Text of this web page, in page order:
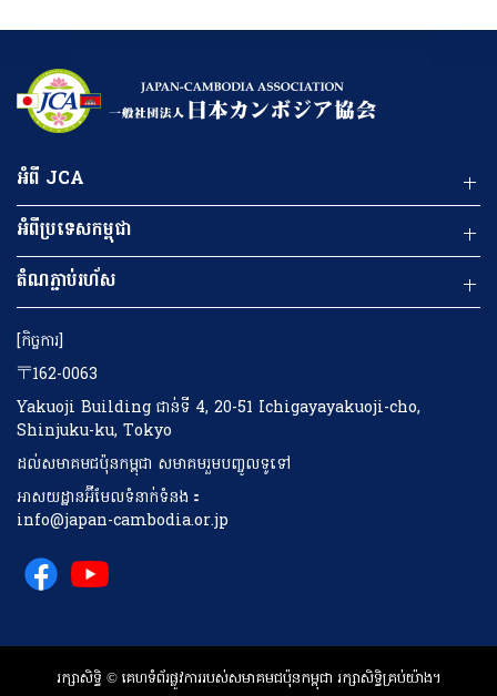
អំពី JCA
អំពីប្រទេសកម្ពុជា
តំណ​ភ្ជាប់​រហ័ស
[កិច្ចការ]
〒162-0063
Yakuoji Building ជាន់ទី 4, 20-51 Ichigayayakuoji-cho,
Shinjuku-ku, Tokyo
ដល់សមាគមជប៉ុនកម្ពុជា សមាគមរួមបញ្ចូលទូទៅ
អាសយដ្ឋានអ៊ីមែលទំនាក់ទំនង：
info@japan-cambodia.or.jp
រក្សាសិទ្ធិ © គេហទំព័រផ្លូវការរបស់សមាគមជប៉ុនកម្ពុជា រក្សាសិទ្ធិគ្រប់យ៉ាង។